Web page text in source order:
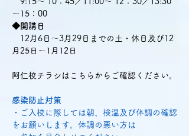
～15：00
◆開講日
12月6日〜3月29日までの土・休日及び12
月25日～1月12日
​阿仁校チラシはこちらからご確認ください。
感染防止対策
・ご入校に際しては朝、検温及び体調の確認
をお願いします。体調の悪い方は